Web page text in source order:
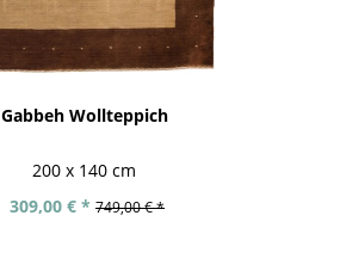
Gabbeh Wollteppich
200 x 140 cm
309,00 € * 749,00 € *